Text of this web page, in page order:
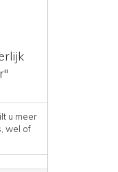
u meer
wel of